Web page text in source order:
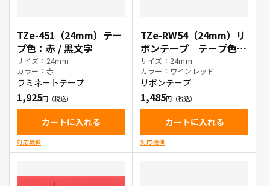
TZe-451（24mm）テー
プ色：赤 / 黒文字
サイズ：24mm
カラー：赤
ラミネートテープ
1,925
カートに入れる
対応機種
TZe-RW54（24mm）リ
ボンテープ テープ色：
ワインレッド / 金文字
サイズ：24mm
カラー：ワインレッド
リボンテープ
1,485
カートに入れる
対応機種